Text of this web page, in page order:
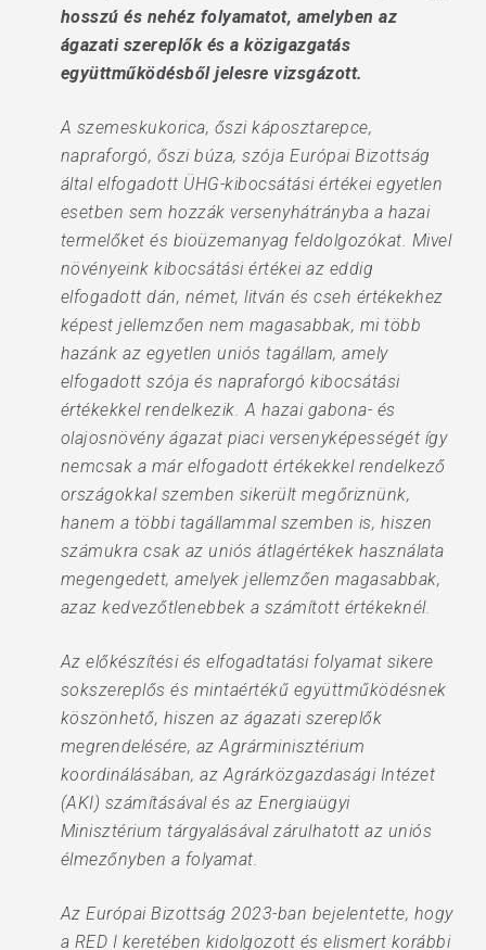
hosszú és nehéz folyamatot, amelyben az
ágazati szereplők és a közigazgatás
együttműködésből jelesre vizsgázott.
A szemeskukorica, őszi káposztarepce,
napraforgó, őszi búza, szója Európai Bizottság
által elfogadott ÜHG-kibocsátási értékei egyetlen
esetben sem hozzák versenyhátrányba a hazai
termelőket és bioüzemanyag feldolgozókat. Mivel
növényeink kibocsátási értékei az eddig
elfogadott dán, német, litván és cseh értékekhez
képest jellemzően nem magasabbak, mi több
hazánk az egyetlen uniós tagállam, amely
elfogadott szója és napraforgó kibocsátási
értékekkel rendelkezik. A hazai gabona- és
olajosnövény ágazat piaci versenyképességét így
nemcsak a már elfogadott értékekkel rendelkező
országokkal szemben sikerült megőriznünk,
hanem a többi tagállammal szemben is, hiszen
számukra csak az uniós átlagértékek használata
megengedett, amelyek jellemzően magasabbak,
azaz kedvezőtlenebbek a számított értékeknél.
Az előkészítési és elfogadtatási folyamat sikere
sokszereplős és mintaértékű együttműködésnek
köszönhető, hiszen az ágazati szereplők
megrendelésére, az Agrárminisztérium
koordinálásában, az Agrárközgazdasági Intézet
(AKI) számításával és az Energiaügyi
Minisztérium tárgyalásával zárulhatott az uniós
élmezőnyben a folyamat.
Az Európai Bizottság 2023-ban bejelentette, hogy
a RED I keretében kidolgozott és elismert korábbi